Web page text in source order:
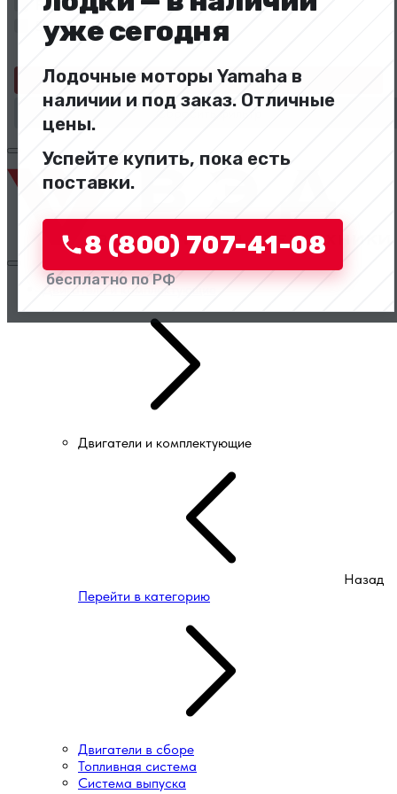
уже сегодня
Лодочные моторы Yamaha в
наличии и под заказ. Отличные
цены.
Успейте купить, пока есть
поставки.
8 (800) 707-41-08
бесплатно по РФ
FAW JH6
Shacman X6000
Применить
Сбросить фильтр
Двигатели и комплектующие
Двигатели и комплектующие
Назад
Перейти в категорию
Двигатели в сборе
Топливная система
Система выпуска